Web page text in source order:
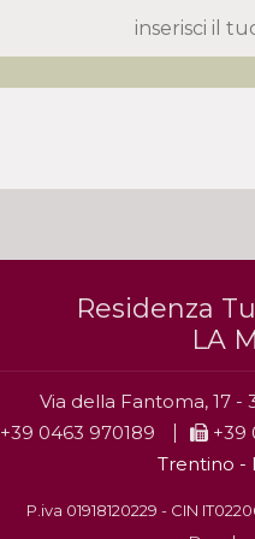
Residenza
LA
Via della Fantoma, 17
+39 0463 970189
+39
Trentino -
P.iva 01918120229 - CIN